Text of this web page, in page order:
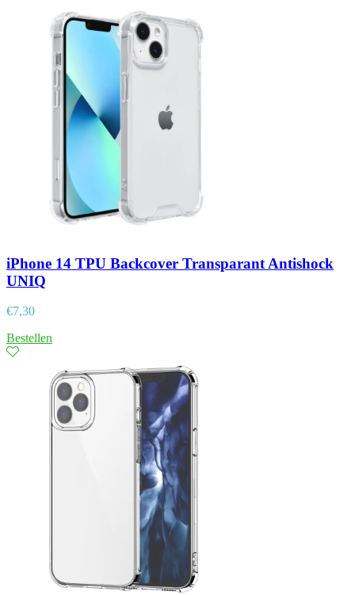
iPhone 14 TPU Backcover Transparant Antishock
UNIQ
€7,30
Bestellen